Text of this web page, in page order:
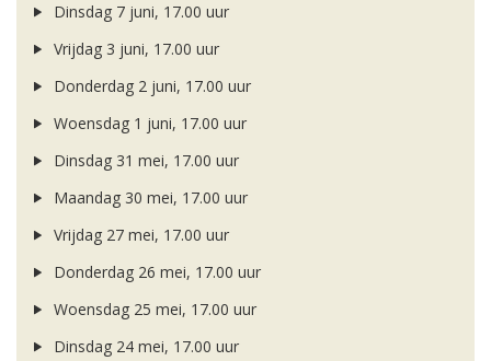
Dinsdag 7 juni, 17.00 uur
Vrijdag 3 juni, 17.00 uur
Donderdag 2 juni, 17.00 uur
Woensdag 1 juni, 17.00 uur
Dinsdag 31 mei, 17.00 uur
Maandag 30 mei, 17.00 uur
Vrijdag 27 mei, 17.00 uur
Donderdag 26 mei, 17.00 uur
Woensdag 25 mei, 17.00 uur
Dinsdag 24 mei, 17.00 uur